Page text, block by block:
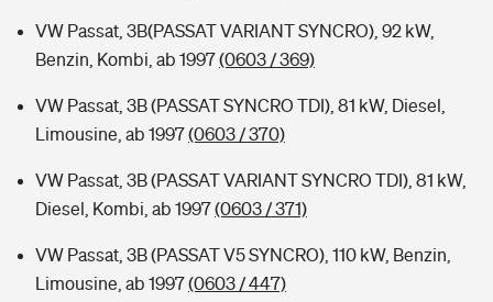
VW Passat, 3B(PASSAT VARIANT SYNCRO), 92 kW,
Benzin, Kombi, ab 1997(0603 / 369)
VW Passat, 3B (PASSAT SYNCRO TDI), 81 kW, Diesel,
Limousine, ab 1997(0603 / 370)
VW Passat, 3B (PASSAT VARIANT SYNCRO TDI), 81 kW,
Diesel, Kombi, ab 1997(0603 / 371)
VW Passat, 3B (PASSAT V5 SYNCRO), 110 kW, Benzin,
Limousine, ab 1997(0603 / 447)